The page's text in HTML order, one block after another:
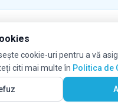
Vezi pe Hartă
cookie-uri pentru a vă
citi mai multe în Politica de